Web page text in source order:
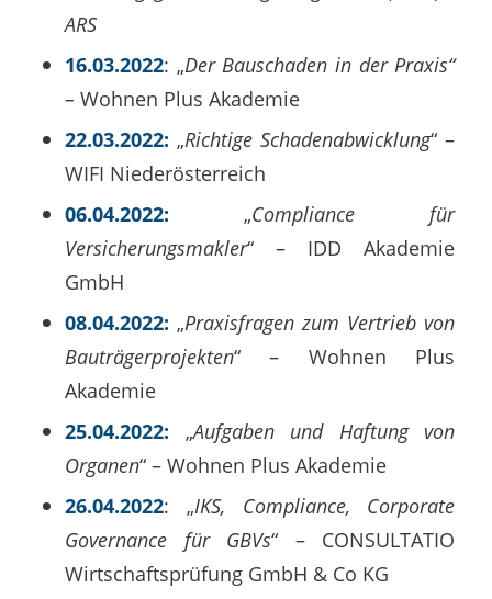
ARS
16.03.2022: „Der Bauschaden in der Praxis“
– Wohnen Plus Akademie
22.03.2022: „Richtige Schadenabwicklung“ –
WIFI Niederösterreich
06.04.2022: „Compliance für
Versicherungsmakler“ – IDD Akademie
GmbH
08.04.2022: „Praxisfragen zum Vertrieb von
Bauträgerprojekten“ – Wohnen Plus
Akademie
25.04.2022: „Aufgaben und Haftung von
Organen“ – Wohnen Plus Akademie
26.04.2022: „IKS, Compliance, Corporate
Governance für GBVs“ – CONSULTATIO
Wirtschaftsprüfung GmbH & Co KG